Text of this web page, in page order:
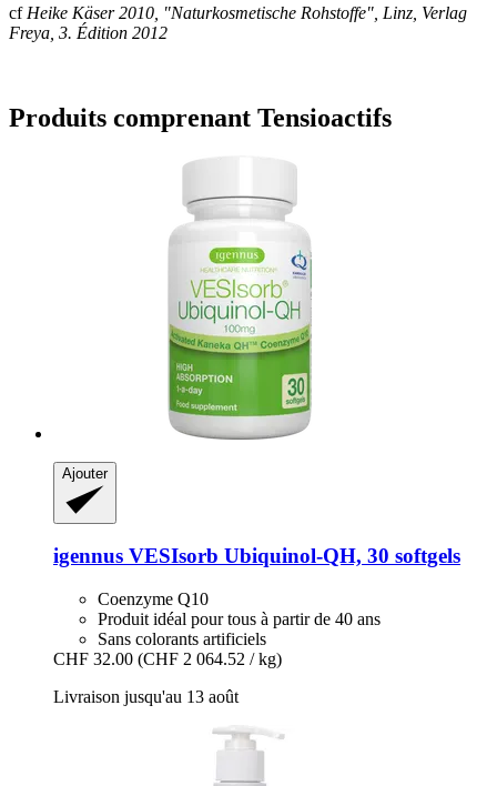
cf Heike Käser 2010, "Naturkosmetische Rohstoffe", Linz, Verlag
Freya, 3. Édition 2012
Produits comprenant Tensioactifs
Ajouter
igennus VESIsorb Ubiquinol-​QH, 30 softgels
Coenzyme Q10
Produit idéal pour tous à partir de 40 ans
Sans colorants artificiels
CHF 32.00 (CHF 2 064.52 / kg)
Livraison jusqu'au 13 août